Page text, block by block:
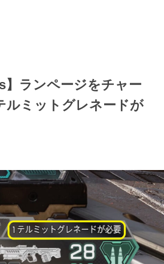
】ランページをチャー
ルミットグレネードが